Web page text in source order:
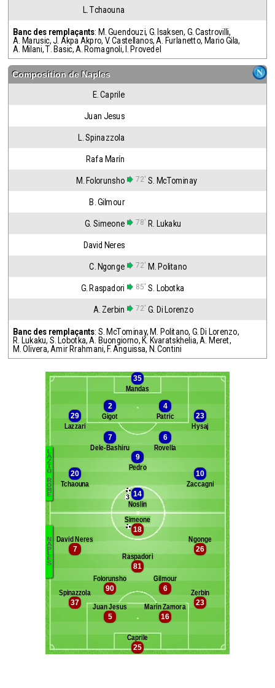
L. Tchaouna
Banc des remplaçants: M. Guendouzi, G. Isaksen, G. Castrovilli,
A. Marusic,J. Akpa Akpro, V. Castellanos, A. Furlanetto, Mario Gila,
A. Milani,T. Basic, A. Romagnoli, I. Provedel
Composition de Naples
E. Caprile
Juan Jesus
L. Spinazzola
Rafa Marín
M. Folorunsho 72' S. McTominay
B. Gilmour
G. Simeone 78' R. Lukaku
David Neres
C. Ngonge 72' M. Politano
G. Raspadori 85' S. Lobotka
A. Zerbin 72' G. Di Lorenzo
Banc des remplaçants: S. McTominay, M. Politano, G. Di Lorenzo,
R. Lukaku, S. Lobotka, A. Buongiorno, K. Kvaratskhelia, A. Meret,
M. Olivera, Amir Rrahmani, F. Anguissa, N. Contini